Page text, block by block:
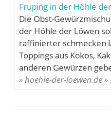
Fruping in der Höhle
Die Obst-
der Höhle der Löwen
raffinierter schmecken
Toppings aus Kokos,
anderen Gewürzen
» hoehle-der-loewen.de